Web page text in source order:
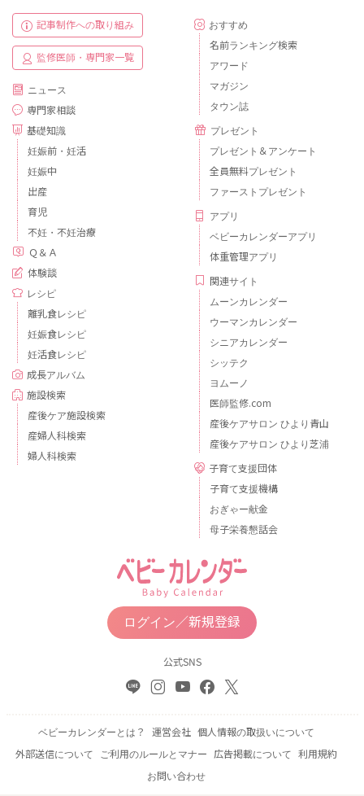
記事制作への取り組み
監修医師・専門家一覧
ニュース
専門家相談
基礎知識
妊娠前・妊活
妊娠中
出産
育児
不妊・不妊治療
Ｑ＆Ａ
体験談
レシピ
離乳食レシピ
妊娠食レシピ
妊活食レシピ
成長アルバム
施設検索
産後ケア施設検索
産婦人科検索
婦人科検索
おすすめ
名前ランキング検索
アワード
マガジン
タウン誌
プレゼント
プレゼント＆アンケート
全員無料プレゼント
ファーストプレゼント
アプリ
ベビーカレンダーアプリ
体重管理アプリ
関連サイト
ムーンカレンダー
ウーマンカレンダー
シニアカレンダー
シッテク
ヨムーノ
医師監修.com
産後ケアサロン ひより青山
産後ケアサロン ひより芝浦
子育て支援団体
子育て支援機構
おぎゃー献金
母子栄養懇話会
ログイン／新規登録
公式SNS
ベビーカレンダーとは？ 運営会社
個人情報の取扱いについて
外部送信について
ご利用のルールとマナー 広告掲載について
利用規約
お問い合わせ